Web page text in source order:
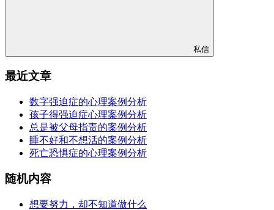
私信
最近文章
数字强迫症的心理案例分析
孩子得强迫症心理案例分析
总是被父母指责的案例分析
睡不好和不想活的案例分析
死亡恐惧症的心理案例分析
随机内容
想要努力，却不知道做什么